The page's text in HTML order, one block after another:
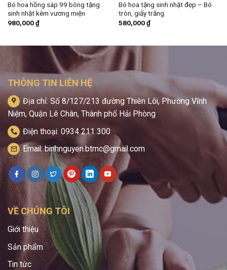
Bó hoa hồng sáp 99 bông tặng
sinh nhật kèm vương miện
980,000₫
Bó hoa tặng sinh nhật đẹp – Bó
tròn, giấy trắng
580,000₫
THÔNG TIN LIÊN HỆ
Địa chỉ: Số 8/127/213 đường Thiên Lôi, Phường Vĩnh
Niệm, Quận Lê Chân, Thành phố Hải Phòng
Điện thoại: 0934 211 300
Email: binhnguyen.btmc@gmail.com
VỀ CHÚNG TÔI
Giới thiệu
Sản phẩm
Tin tức